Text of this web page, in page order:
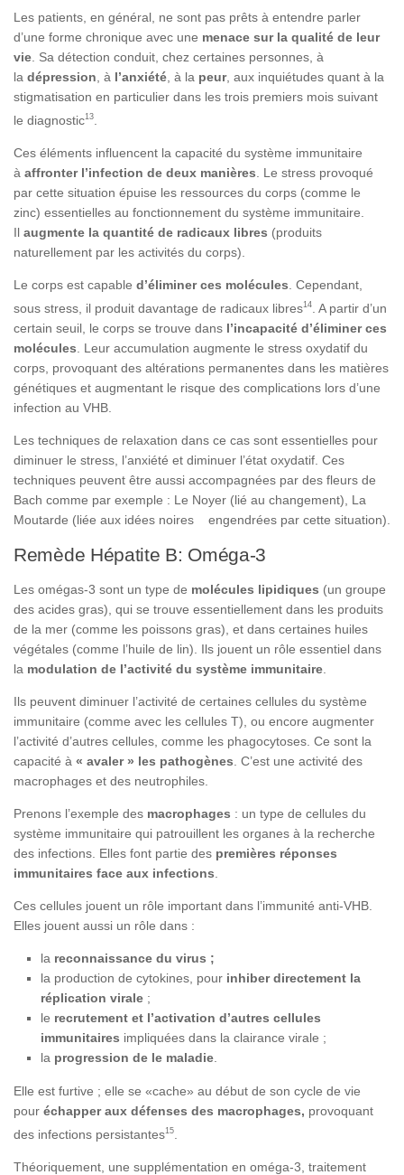
Les patients, en général, ne sont pas prêts à entendre parler
d’une forme chronique avec une menace sur la qualité de leur
vie . Sa détection conduit, chez certaines personnes, à
la dépression , à l’anxiété , à la peur, aux inquiétudes quant à la
stigmatisation en particulier dans les trois premiers mois suivant
le diagnostic13
Ces éléments influencent la capacité du système immunitaire
à affronter l’infection de deux manières . Le stress provoqué
par cette situation épuise les ressources du corps (comme le
zinc) essentielles au fonctionnement du système immunitaire.
Il augmente la quantité de radicaux libres (produits
naturellement par les activités du corps).
Le corps est capable d’éliminer ces molécules . Cependant,
sous stress, il produit davantage de radicaux libres14
. A partir d’un
certain seuil, le corps se trouve dans l’incapacité d’éliminer ces
molécules . Leur accumulation augmente le stress oxydatif du
corps, provoquant des altérations permanentes dans les matières
génétiques et augmentant le risque des complications lors d’une
infection au VHB.
Les techniques de relaxation dans ce cas sont essentielles pour
diminuer le stress, l’anxiété et diminuer l’état oxydatif. Ces
techniques peuvent être aussi accompagnées par des fleurs de
Bach comme par exemple : Le Noyer (lié au changement), La
Moutarde (liée aux idées noires engendrées par cette situation).
Remède Hépatite B: Oméga-3
Les omégas-3 sont un type de molécules lipidiques (un groupe
des acides gras), qui se trouve essentiellement dans les produits
de la mer (comme les poissons gras), et dans certaines huiles
végétales (comme l’huile de lin). Ils jouent un rôle essentiel dans
la modulation de l’activité du système immunitaire
Ils peuvent diminuer l’activité de certaines cellules du système
immunitaire (comme avec les cellules T), ou encore augmenter
l’activité d’autres cellules, comme les phagocytoses. Ce sont la
capacité à « avaler » les pathogènes . C’est une activité des
macrophages et des neutrophiles.
Prenons l’exemple des macrophages : un type de cellules du
système immunitaire qui patrouillent les organes à la recherche
des infections. Elles font partie des premières réponses
immunitaires face aux infections
Ces cellules jouent un rôle important dans l’immunité anti-VHB.
Elles jouent aussi un rôle dans :
la reconnaissance du virus ;
la production de cytokines, pour inhiber directement la
réplication virale ;
le recrutement et l’activation d’autres cellules
immunitaires impliquées dans la clairance virale ;
la progression de le maladie.
Elle est furtive ; elle se «cache» au début de son cycle de vie
pour échapper aux défenses des macrophages, provoquant
des infections persistantes15
Théoriquement, une supplémentation en oméga-3, traitement